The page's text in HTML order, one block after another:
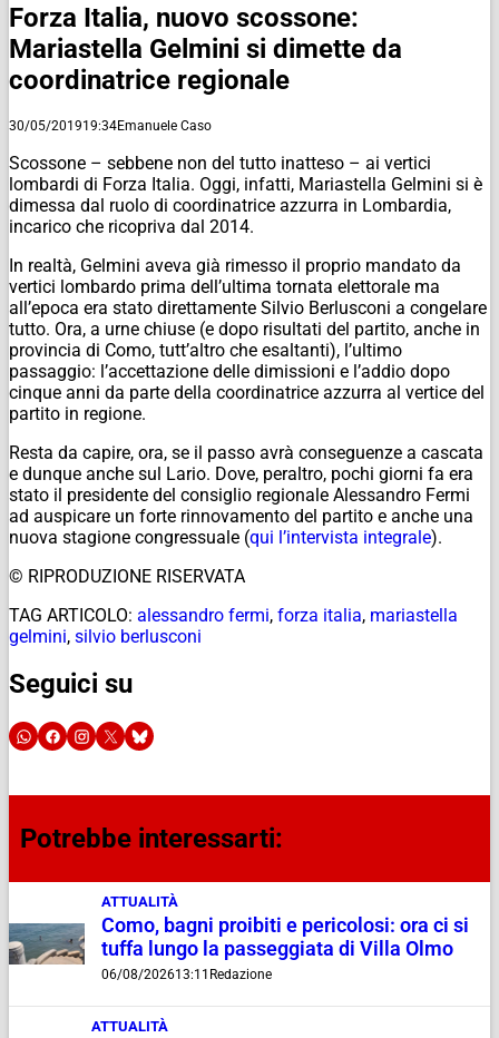
Forza Italia, nuovo scossone:
Mariastella Gelmini si dimette da
coordinatrice regionale
30/05/201919:34Emanuele Caso
Scossone – sebbene non del tutto inatteso – ai vertici
lombardi di Forza Italia. Oggi, infatti, Mariastella Gelmini si è
dimessa dal ruolo di coordinatrice azzurra in Lombardia,
incarico che ricopriva dal 2014.
In realtà, Gelmini aveva già rimesso il proprio mandato da
vertici lombardo prima dell’ultima tornata elettorale ma
all’epoca era stato direttamente Silvio Berlusconi a congelare
tutto. Ora, a urne chiuse (e dopo risultati del partito, anche in
provincia di Como, tutt’altro che esaltanti), l’ultimo
passaggio: l’accettazione delle dimissioni e l’addio dopo
cinque anni da parte della coordinatrice azzurra al vertice del
partito in regione.
Resta da capire, ora, se il passo avrà conseguenze a cascata
e dunque anche sul Lario. Dove, peraltro, pochi giorni fa era
stato il presidente del consiglio regionale Alessandro Fermi
ad auspicare un forte rinnovamento del partito e anche una
nuova stagione congressuale (qui l’intervista integrale).
© RIPRODUZIONE RISERVATA
TAG ARTICOLO: alessandro fermi, forza italia, mariastella
gelmini, silvio berlusconi
Seguici su
Potrebbe interessarti:
ATTUALITÀ
Como, bagni proibiti e pericolosi: ora ci si
tuffa lungo la passeggiata di Villa Olmo
06/08/202613:11 Redazione
ATTUALITÀ